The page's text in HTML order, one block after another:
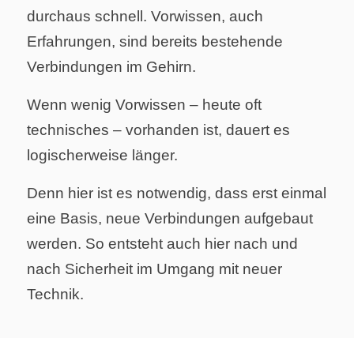
durchaus schnell. Vorwissen, auch
Erfahrungen, sind bereits bestehende
Verbindungen im Gehirn.
Wenn wenig Vorwissen – heute oft
technisches – vorhanden ist, dauert es
logischerweise länger.
Denn hier ist es notwendig, dass erst einmal
eine Basis, neue Verbindungen aufgebaut
werden. So entsteht auch hier nach und
nach Sicherheit im Umgang mit neuer
Technik.